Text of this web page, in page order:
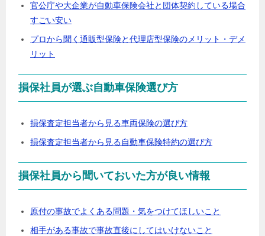
官公庁や大企業が自動車保険会社と団体契約している場合
すごい安い
プロから聞く通販型保険と代理店型保険のメリット・デメ
リット
損保社員が選ぶ自動車保険選び方
損保査定担当者から見る車両保険の選び方
損保査定担当者から見る自動車保険特約の選び方
損保社員から聞いておいた方が良い情報
原付の事故でよくある問題・気をつけてほしいこと
相手がある事故で事故直後にしてはいけないこと